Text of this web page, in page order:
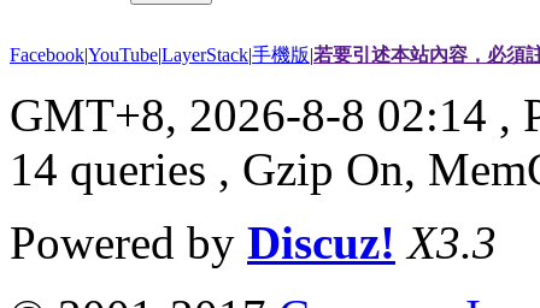
Facebook|YouTube|LayerStack|手機版|若要引述本站內容，必須
GMT+8, 2026-8-8 02:14 ,
14 queries , Gzip On,
Powered by Discuz! X3.3